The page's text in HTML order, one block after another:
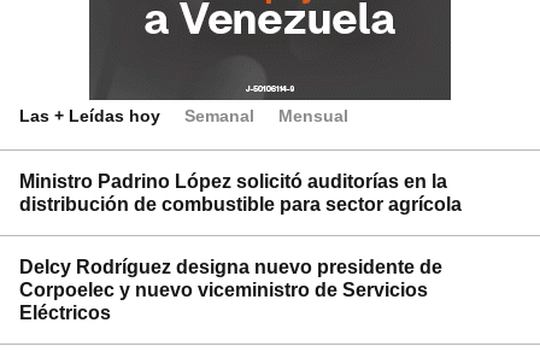
Las + Leídas hoy Semanal Mensual
Ministro Padrino López solicitó auditorías en la
distribución de combustible para sector agrícola
Delcy Rodríguez designa nuevo presidente de
Corpoelec y nuevo viceministro de Servicios
Eléctricos